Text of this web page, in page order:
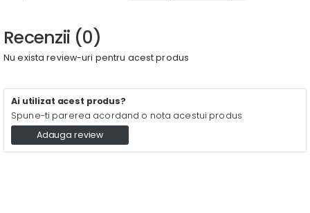
Recenzii (0)
Nu exista review-uri pentru acest produs
Ai utilizat acest produs?
Spune-ti parerea acordand o nota acestui produs
Adauga review